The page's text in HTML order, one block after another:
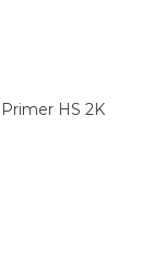
HS 2K